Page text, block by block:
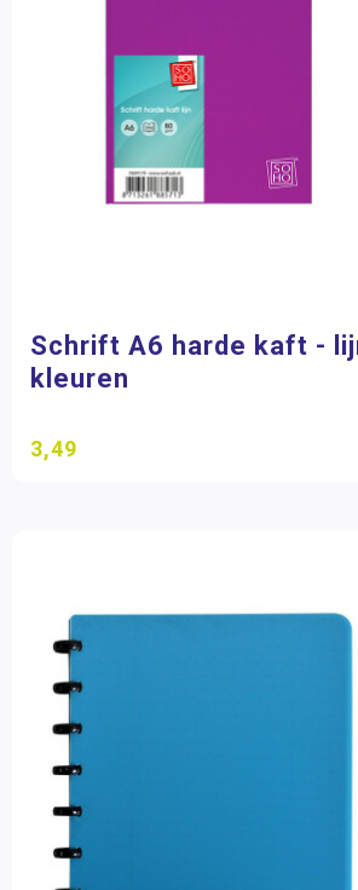
Schrift A6 harde kaft -
kleuren
3,49